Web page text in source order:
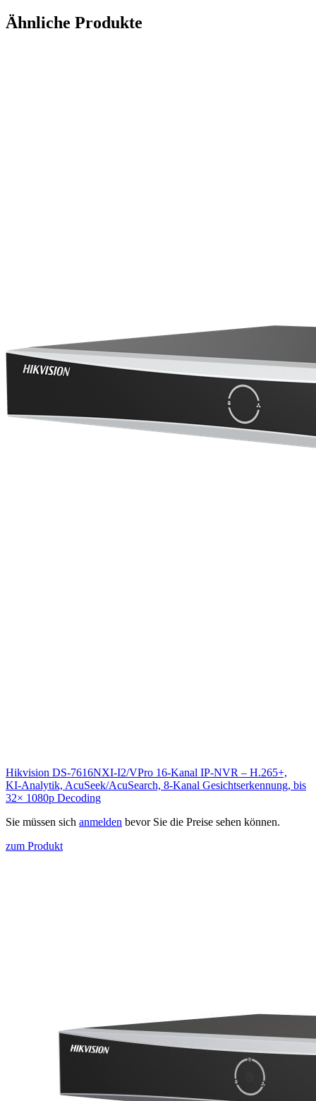
Ähnliche Produkte
Hikvision DS-7616NXI-I2/VPro 16‑Kanal IP‑NVR – H.265+,
KI‑Analytik, AcuSeek/AcuSearch, 8‑Kanal Gesichtserkennung, bis
32× 1080p Decoding
Sie müssen sich anmelden bevor Sie die Preise sehen können.
zum Produkt